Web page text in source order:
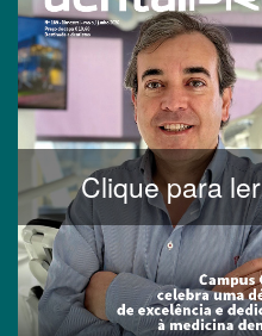
Clique para ler